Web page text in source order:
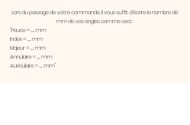
Lors du passage de votre commande, il vous suffit d'écrire le nombre de
mm de vos ongles comme ceci :
"Pouce = ...... mm
Index = ...... mm
Majeur = ...... mm
Annulaire = ...... mm
Auriculaire = ...... mm"